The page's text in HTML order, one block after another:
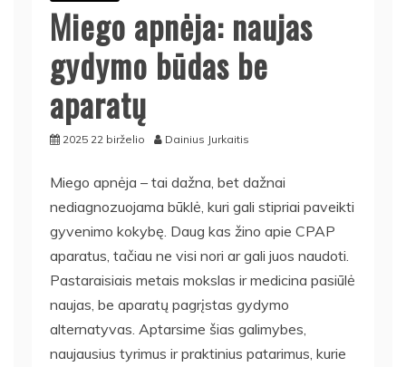
Miego apnėja: naujas
gydymo būdas be
aparatų
2025 22 birželio Dainius Jurkaitis
Miego apnėja – tai dažna, bet dažnai
nediagnozuojama būklė, kuri gali stipriai paveikti
gyvenimo kokybę. Daug kas žino apie CPAP
aparatus, tačiau ne visi nori ar gali juos naudoti.
Pastaraisiais metais mokslas ir medicina pasiūlė
naujas, be aparatų pagrįstas gydymo
alternatyvas. Aptarsime šias galimybes,
naujausius tyrimus ir praktinius patarimus, kurie